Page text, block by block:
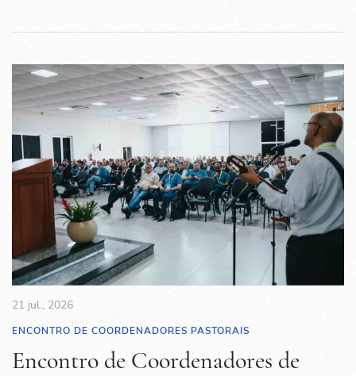
21 jul., 2026
ENCONTRO DE COORDENADORES PASTORAIS
Encontro de Coordenadores de